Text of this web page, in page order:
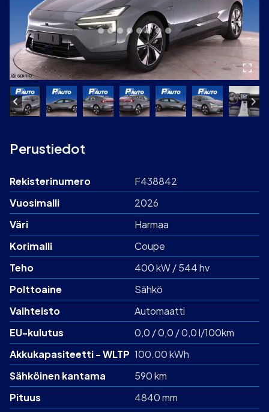
Perustiedot
Rekisterinumero
F438842
Vuosimalli
2026
Väri
Harmaa
Korimalli
Coupe
Teho
400 kW / 544 hv
Polttoaine
Sähkö
Vaihteisto
Automaatti
EU-kulutus
0,0 / 0,0 / 0,0 l/100km
Akku­kapasiteetti - WLTP 100.00 kWh
Sähköinen kantama
590 km
Pituus
4840 mm